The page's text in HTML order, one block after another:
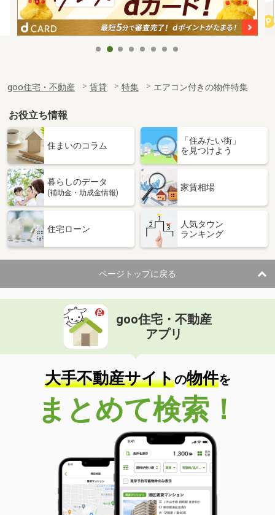
goo住宅・不動産 賃貸 特集 エアコン付きの物件特集
お役立ち情報
住まいのコラム
「住みたい街」
を見つけよう
暮らしのデータ
(補助金・助成金情報)
家賃相場
住宅ローン
人気タウン
ランキング
ページトップに戻る
goo住宅・不動産
アプリ
大手不動産サイトの物件を
まとめて検索！